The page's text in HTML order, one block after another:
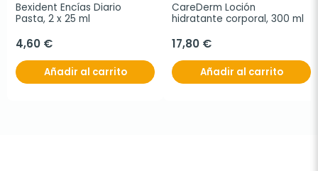
Bexident Encías Diario
Pasta, 2 x 25 ml
4,60 €
Añadir al carrito
CareDerm Loción
hidratante corporal, 300 ml
17,80 €
Añadir al carrito